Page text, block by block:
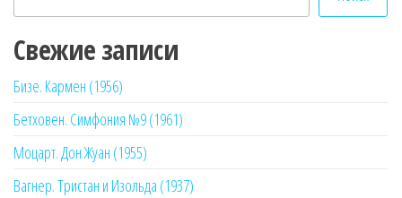
Свежие записи
Бизе. Кармен (1956)
Бетховен. Симфония №9 (1961)
Моцарт. Дон Жуан (1955)
Вагнер. Тристан и Изольда (1937)